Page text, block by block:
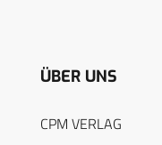
ÜBER UNS
CPM VERLAG